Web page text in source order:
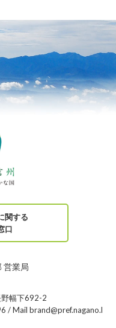
関する
口
営業局
幅下692-2
/ Mail brand@pref.nagano.l